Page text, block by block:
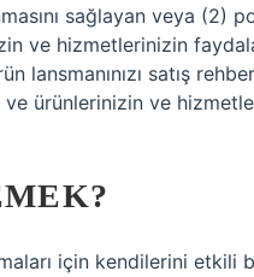
sağlayan veya (2)
ve hizmetlerinizin
lansmanınızı satış
ürünlerinizin ve
için kendilerini etkili